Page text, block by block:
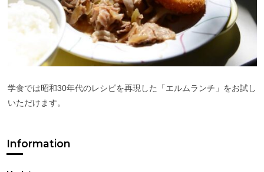
学食では昭和30年代のレシピを再現した「エルムランチ」をお試し
いただけます。
Information